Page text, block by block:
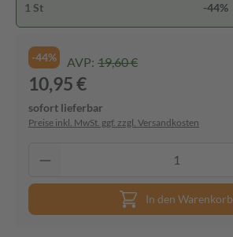
1 St -44%
-44% AVP: 19,60 €
10,95 €
sofort lieferbar
Preise inkl. MwSt. ggf. zzgl. Versandkosten
In den Warenkorb